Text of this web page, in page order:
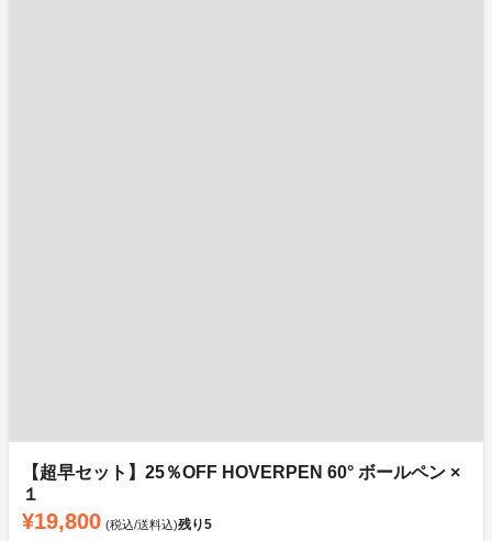
【超早セット】25％OFF HOVERPEN 60° ボールペン ×
１
¥19,800 (税込/送料込)残り5